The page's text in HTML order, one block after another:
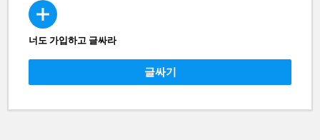
CREATE
너도 가입하고 글싸라
글싸기